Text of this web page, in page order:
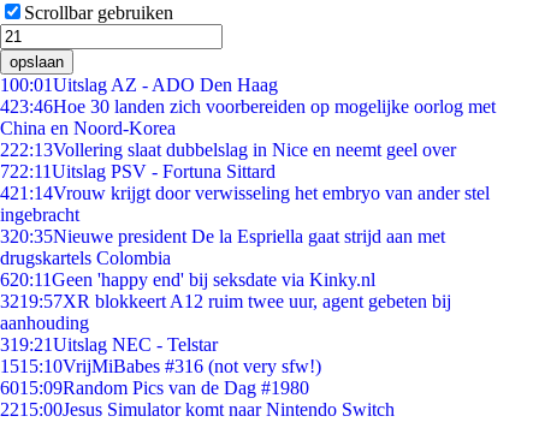
Scrollbar gebruiken
opslaan
100:01Uitslag AZ - ADO Den Haag
423:46Hoe 30 landen zich voorbereiden op mogelijke oorlog met
China en Noord-Korea
222:13Vollering slaat dubbelslag in Nice en neemt geel over
722:11Uitslag PSV - Fortuna Sittard
421:14Vrouw krijgt door verwisseling het embryo van ander stel
ingebracht
320:35Nieuwe president De la Espriella gaat strijd aan met
drugskartels Colombia
620:11Geen 'happy end' bij seksdate via Kinky.nl
3219:57XR blokkeert A12 ruim twee uur, agent gebeten bij
aanhouding
319:21Uitslag NEC - Telstar
1515:10VrijMiBabes #316 (not very sfw!)
6015:09Random Pics van de Dag #1980
2215:00Jesus Simulator komt naar Nintendo Switch